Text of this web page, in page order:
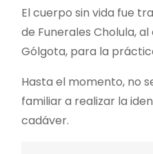
El cuerpo sin vida fue
de Funerales Cholula,
Gólgota, para la
Hasta el momento, no
familiar a realizar la
cadáver.